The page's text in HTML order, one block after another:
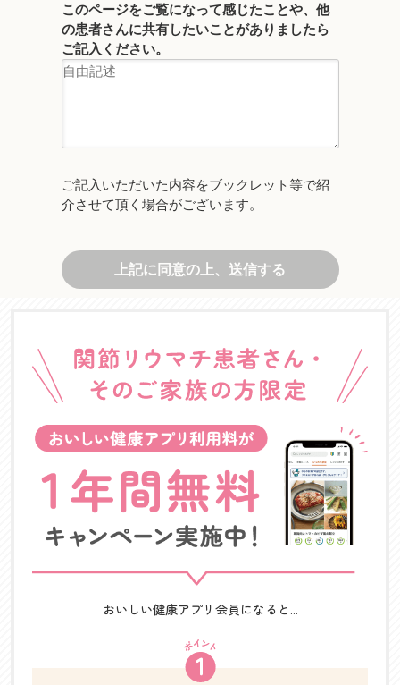
このページをご覧になって感じたことや、他
の患者さんに共有したいことがありましたら
ご記入ください。
ご記入いただいた内容をブックレット等で紹
介させて頂く場合がございます。
上記に同意の上、送信する
おいしい健康アプリ会員になると...